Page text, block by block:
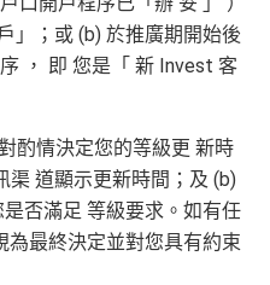
開戶禮品🎁！ ） 額外禮品申
mox-form
1「亞洲萬里通」里數回贈：只
，以Mox信用卡簽賬可享全港所
2% 無上限回贈。比很多傳統銀
大額簽賬信用卡，特別係外幣
」；或 (b) 於推廣期開始後
， 即 您是「 新 Invest 客
酌情決定您的等級更 新時
渠 道顯示更新時間；及 (b)
否滿足 等級要求。如有任
為最終決定並對您具有約束